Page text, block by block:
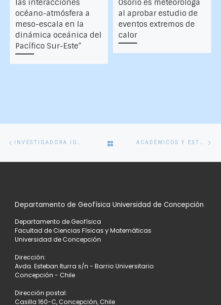
las interacciones
océano-atmósfera a
meso-escala en la
dinámica oceánica del
Pacífico Sur-Este”
Osorio es meteoróloga
al aprobar estudio de
eventos extremos de
calor
Navegación
de
entradas
Entrada
INVESTIGADORA IGNACIA CALISTO DICTA CHARLA SOBRE TSUNAMIS A 120 ESTUDIANTES DE CAÑETE VOLVER
A
LISTA
ACADÉMICOS Y ESTUDIANTES ABREN PUERTAS EN LA DIRECCIÓN METEOROLÓGICA DE CHILE
Departamento de Geofísica Universidad de Concepción
Departamento de Geofísica
Facultad de Ciencias Físicas y Matemáticas
Universidad de Concepción
Dirección:
Avda. Esteban Iturra s/n - Barrio Universitario
Concepción - Chile
Dirección postal:
Casilla 160-C, Concepción, Chile